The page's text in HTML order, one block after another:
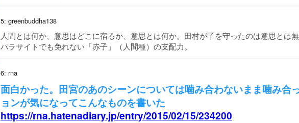
5: greenbuddha138
人間とは何か、意思はどこに宿るか、意思とは何か。田村が子を守ったのは意思とは無
パラサイトでも免れない「赤子」（人間種）の支配力。
6: rna
面白かった。田宮のあのシーンについては噛み合わないまま噛み合
ョンが気になってこんなものを書いた
https://rna.hatenadiary.jp/entry/2015/02/15/234200